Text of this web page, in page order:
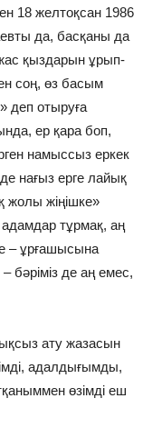
18 желтоқсан 1986
да, басқаны да
қыздарын ұрып-
соң, өз басым
деп отыруға
ер қара боп,
намыссыз еркек
нағыз ерге лайық
жіңішке»
адамдар тұрмақ, аң
– ұрғашысына
бәріміз де аң емес,
ату жазасын
адалдығымды,
өзімді еш